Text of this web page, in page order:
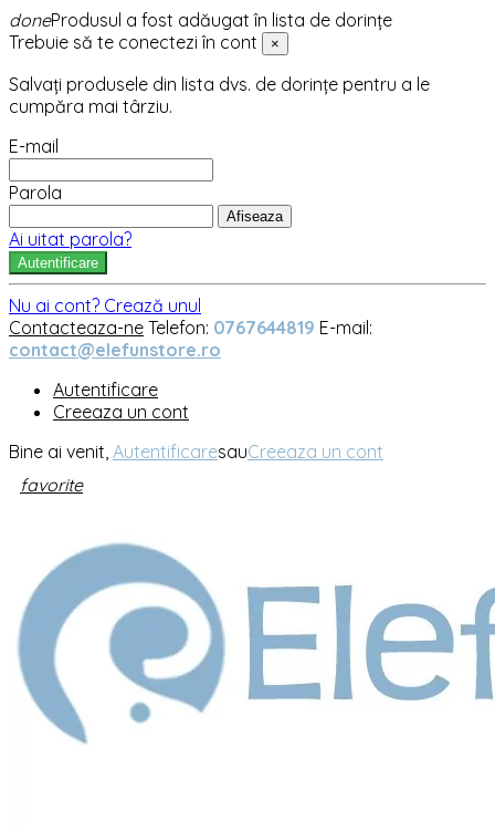
doneProdusul a fost adăugat în lista de dorințe
Trebuie să te conectezi în cont
×
Salvați produsele din lista dvs. de dorințe pentru a le
cumpăra mai târziu.
E-mail
Parola
Afiseaza
Ai uitat parola?
Autentificare
Nu ai cont? Crează unul
Contacteaza-ne Telefon: 0767644819 E-mail:
contact@elefunstore.ro
Autentificare
Creeaza un cont
Bine ai venit, AutentificaresauCreeaza un cont
favorite